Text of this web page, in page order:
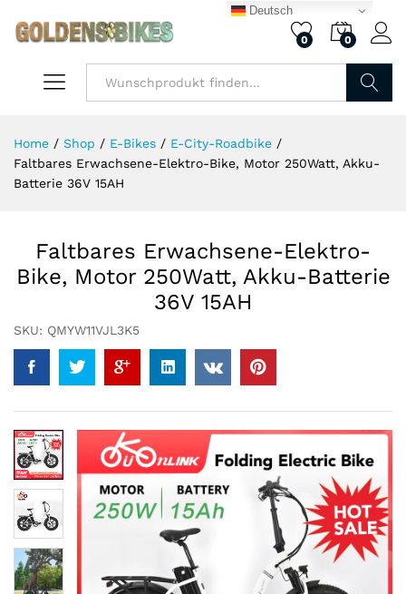
0 0
Home / Shop / E-Bikes / E-City-Roadbike /
Faltbares Erwachsene-Elektro-Bike, Motor 250Watt, Akku-
Batterie 36V 15AH
Faltbares Erwachsene-Elektro-
Bike, Motor 250Watt, Akku-Batterie
36V 15AH
SKU: QMYW11VJL3K5
Deutsch